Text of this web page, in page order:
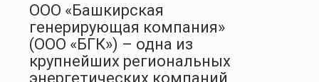
ООО «Башкирская
генерирующая компания»
(ООО «БГК») – одна из
крупнейших региональных
энергетических компаний